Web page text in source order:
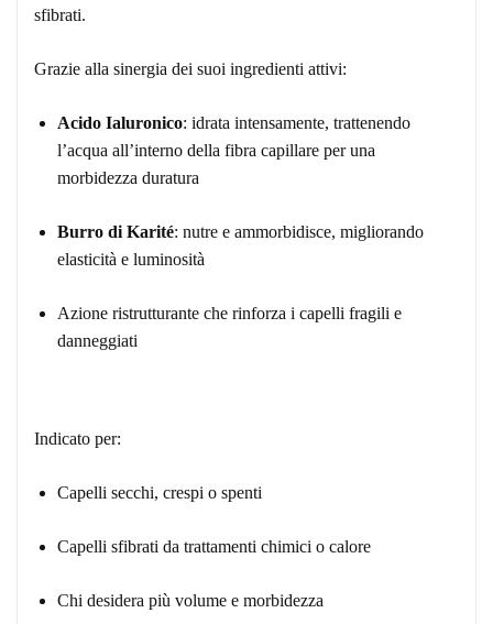
sfibrati.
Grazie alla sinergia dei suoi ingredienti attivi:
Acido Ialuronico: idrata intensamente, trattenendo
l’acqua all’interno della fibra capillare per una
morbidezza duratura
Burro di Karité: nutre e ammorbidisce, migliorando
elasticità e luminosità
Azione ristrutturante che rinforza i capelli fragili e
danneggiati
Indicato per:
Capelli secchi, crespi o spenti
Capelli sfibrati da trattamenti chimici o calore
Chi desidera più volume e morbidezza